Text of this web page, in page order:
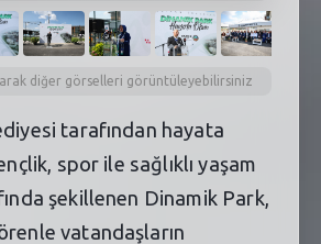
diğer görselleri görüntüleyebilirsiniz
tarafından hayata
spor ile sağlıklı yaşam
şekillenen Dinamik Park,
vatandaşların
PAZAR YERLERI